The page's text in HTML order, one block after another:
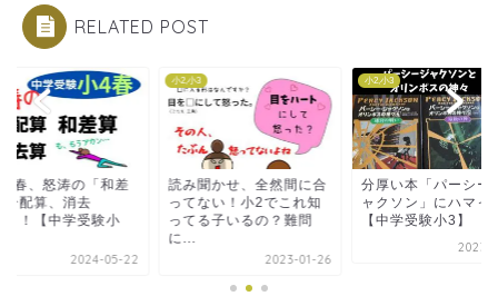
RELATED POST
聞かせ、全然間に合
ない！小2でこれ知
る子いるの？難問
2023-01-26
小2,小3
分厚い本「パーシー・ジ
ャクソン」にハマった！
【中学受験小3】
小４
小4の春、怒涛の「
算、分配算、消去
算」！！【中学受験